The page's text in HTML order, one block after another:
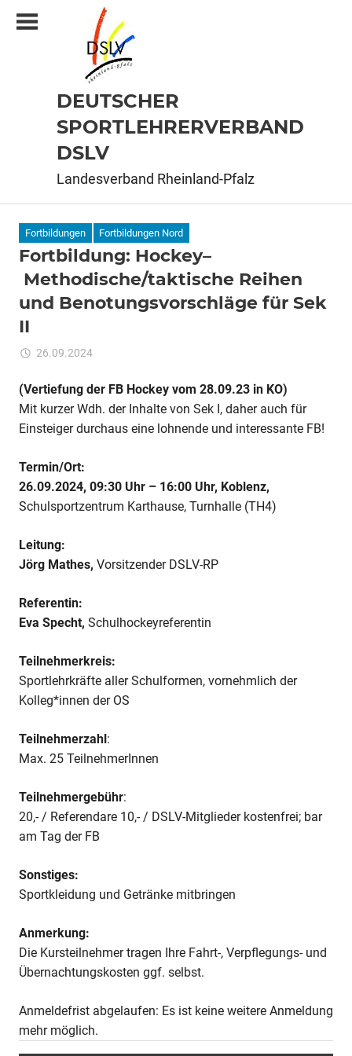
Inhalt
DEUTSCHER
SPORTLEHRERVERBAND
DSLV
Landesverband Rheinland-Pfalz
Fortbildungen Fortbildungen Nord
Fortbildung: Hockey–
Methodische/taktische Reihen
und Benotungsvorschläge für Sek
II
26.09.2024
Hockey–
Methodische/taktische
Reihen
Sek
II
(Vertiefung der FB Hockey vom 28.09.23 in KO)
Mit kurzer Wdh. der Inhalte von Sek I, daher auch für
Einsteiger durchaus eine lohnende und interessante FB!
Termin/Ort:
26.09.2024, 09:30 Uhr – 16:00 Uhr, Koblenz,
Schulsportzentrum Karthause, Turnhalle (TH4)
Leitung:
Jörg Mathes, Vorsitzender DSLV-RP
Referentin:
Eva Specht, Schulhockeyreferentin
Teilnehmerkreis:
Sportlehrkräfte aller Schulformen, vornehmlich der
Kolleg*innen der OS
Teilnehmerzahl :
Max. 25 TeilnehmerInnen
Teilnehmergebühr:
20,- / Referendare 10,- / DSLV-Mitglieder kostenfrei; bar
am Tag der FB
Sonstiges:
Sportkleidung und Getränke mitbringen
Anmerkung:
Die Kursteilnehmer tragen Ihre Fahrt-, Verpflegungs- und
Übernachtungskosten ggf. selbst.
Anmeldefrist abgelaufen: Es ist keine weitere Anmeldung
mehr möglich.